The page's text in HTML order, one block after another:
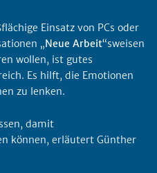
Einsatz von PCs oder
„Neue Arbeit“sweisen
wollen, ist gutes
Es hilft, die Emotionen
zu lenken.
damit
können, erläutert Günther